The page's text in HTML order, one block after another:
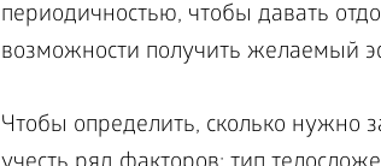
периодичностью, чтобы давать
возможности получить желаемый
Чтобы определить, сколько нужно